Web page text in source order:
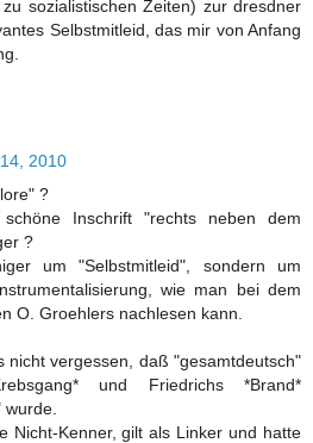
sozialistischen Zeiten) zur dresdner
Selbstmitleid, das mir von Anfang
2010
?
Inschrift "rechts neben dem
?
um "Selbstmitleid", sondern um
wie man bei dem
O. Groehlers nachlesen kann.
nicht vergessen, daß "gesamtdeutsch"
und Friedrichs *Brand*
Nicht-Kenner, gilt als Linker und hatte